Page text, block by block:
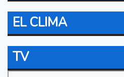
EL CLIMA
TV